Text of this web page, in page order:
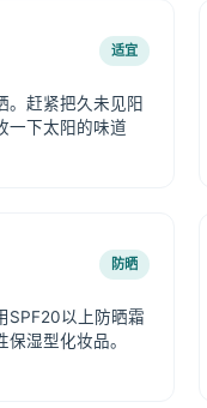
适宜
。赶紧把久未见阳
一下太阳的味道
防晒
SPF20以上防晒霜
湿型化妆品。